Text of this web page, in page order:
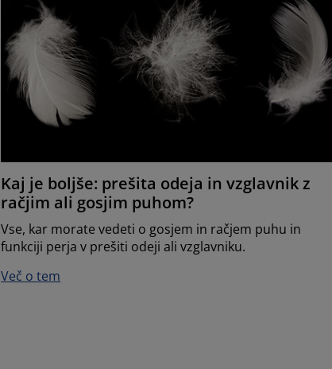
Kaj je boljše: prešita odeja in vzglavnik z
račjim ali gosjim puhom?
Vse, kar morate vedeti o gosjem in račjem puhu in
funkciji perja v prešiti odeji ali vzglavniku.
Več o tem